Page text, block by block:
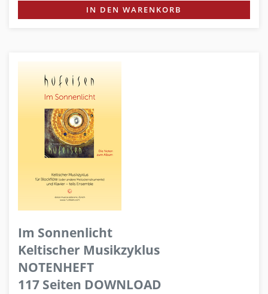
IN DEN WARENKORB
Im Sonnenlicht
Keltischer Musikzyklus
NOTENHEFT
117 Seiten DOWNLOAD